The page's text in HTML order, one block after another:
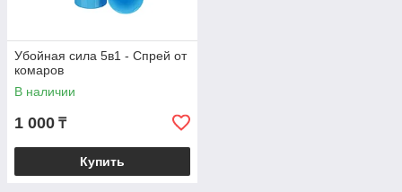
Убойная сила 5в1 - Спрей от
комаров
В наличии
1 000 ₸
Купить